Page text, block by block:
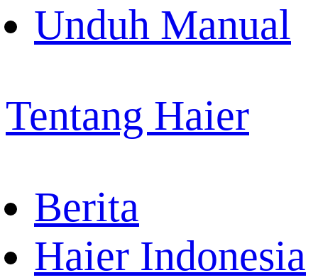
Unduh Manual
Tentang Haier
Berita
Haier Indonesia